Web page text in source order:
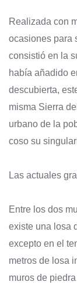
Realizada con
ocasiones para
consistió en la
había añadido
descubierta,
misma Sierra
urbano de la
coso su
Las actuales
Entre los dos
existe una losa
excepto en el
metros de losa
muros de